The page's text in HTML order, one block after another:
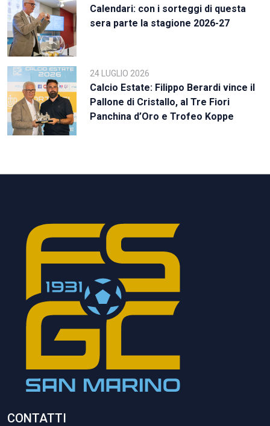
Calendari: con i sorteggi di questa
sera parte la stagione 2026-27
24 LUGLIO 2026
Calcio Estate: Filippo Berardi vince il
Pallone di Cristallo, al Tre Fiori
Panchina d’Oro e Trofeo Koppe
CONTATTI